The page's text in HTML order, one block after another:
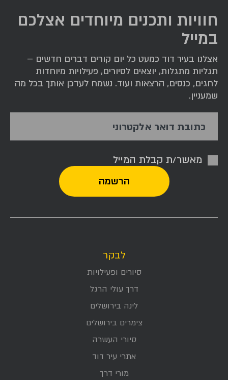
חוויות ותכנים מיוחדים אצלכם
במייל
אצלנו בעיר דוד כמעט כל יום קורים דברים חדשים –
תגליות מתגלות, יוצאים לסיורים, פעילויות מיוחדות
לחגים, כנסים, הרצאות ועוד. נשמח לעדכן אותך בכל מה
שמעניין.
כתובת דואר אלקטרוני
אימייל
מאשר/ת קבלת המייל
לבקר
סיורים ופעילויות
דרך עולי הרגל
לינה בירושלים
צימרים בירושלים
סיורי העשרה
אתרי עיר דוד
מורי דרך